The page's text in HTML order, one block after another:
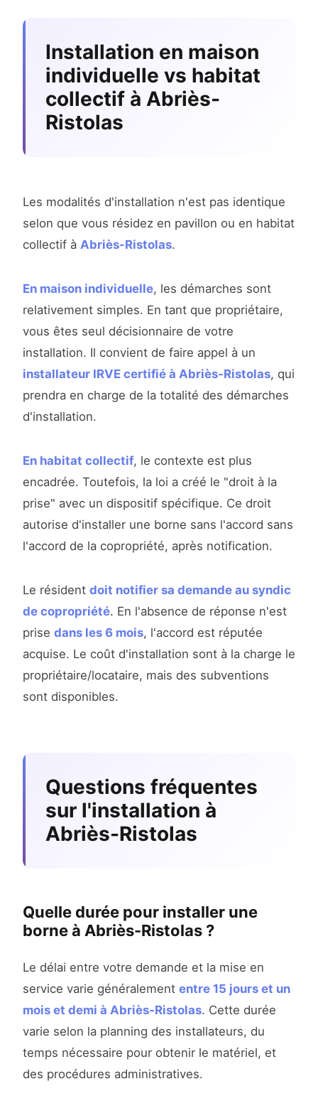
Installation en maison
individuelle vs habitat
collectif à Abriès-
Ristolas
Les modalités d'installation n'est pas identique
selon que vous résidez en pavillon ou en habitat
collectif à Abriès-Ristolas.
En maison individuelle, les démarches sont
relativement simples. En tant que propriétaire,
vous êtes seul décisionnaire de votre
installation. Il convient de faire appel à un
installateur IRVE certifié à Abriès-Ristolas, qui
prendra en charge de la totalité des démarches
d'installation.
En habitat collectif, le contexte est plus
encadrée. Toutefois, la loi a créé le "droit à la
prise" avec un dispositif spécifique. Ce droit
autorise d'installer une borne sans l'accord sans
l'accord de la copropriété, après notification.
Le résident doit notifier sa demande au syndic
de copropriété. En l'absence de réponse n'est
prise dans les 6 mois, l'accord est réputée
acquise. Le coût d'installation sont à la charge le
propriétaire/locataire, mais des subventions
sont disponibles.
Questions fréquentes
sur l'installation à
Abriès-Ristolas
Quelle durée pour installer une
borne à Abriès-Ristolas ?
Le délai entre votre demande et la mise en
service varie généralement entre 15 jours et un
mois et demi à Abriès-Ristolas. Cette durée
varie selon la planning des installateurs, du
temps nécessaire pour obtenir le matériel, et
des procédures administratives.